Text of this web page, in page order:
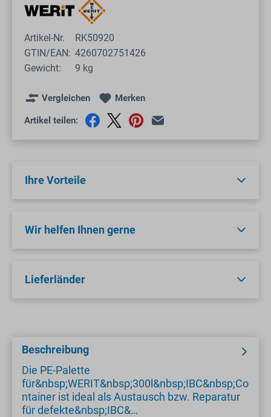
Artikel-Nr.
RK50920
GTIN/EAN: 4260702751426
Gewicht:
9 kg
Vergleichen Merken
Artikel teilen:
Ihre Vorteile
Wir helfen Ihnen gerne
Lieferländer
Beschreibung
Die PE-Palette
für&nbsp;WERIT&nbsp;300l&nbsp;IBC&nbsp;Co
ntainer ist ideal als Austausch bzw. Reparatur
für defekte&nbsp;IBC&…